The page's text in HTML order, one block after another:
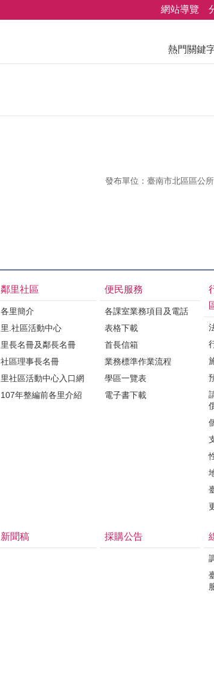
網站導覽
熱門關鍵
發布單位：臺南市北區區公所
鄰里社區
各里簡介
里.社區活動中心
里長名冊及鄰長名冊
社區理事長名冊
里社區活動中心入口網
107年整編前各里介紹
便民服務
各課室業務項目及電話
表格下載
首長信箱
業務標準作業流程
學區一覽表
電子書下載
新聞稿 採購公告